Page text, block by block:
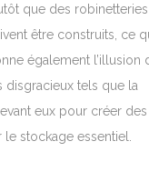
que des robinetteries
être construits, ce
également l’illusion
disgracieux tels que la
eux pour créer des
stockage essentiel.